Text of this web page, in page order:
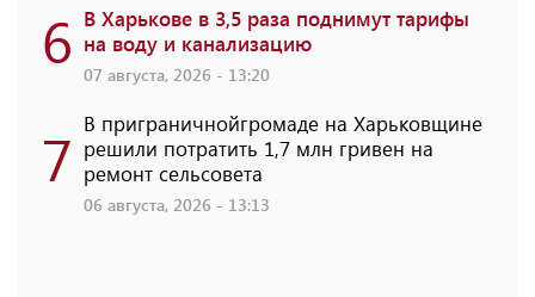
6 В Харькове в 3,5 раза поднимут тарифы
на воду и канализацию
07 августа, 2026 - 13:20
7 В приграничнойгромаде на Харьковщине
решили потратить 1,7 млн ​​гривен на
ремонт сельсовета
06 августа, 2026 - 13:13